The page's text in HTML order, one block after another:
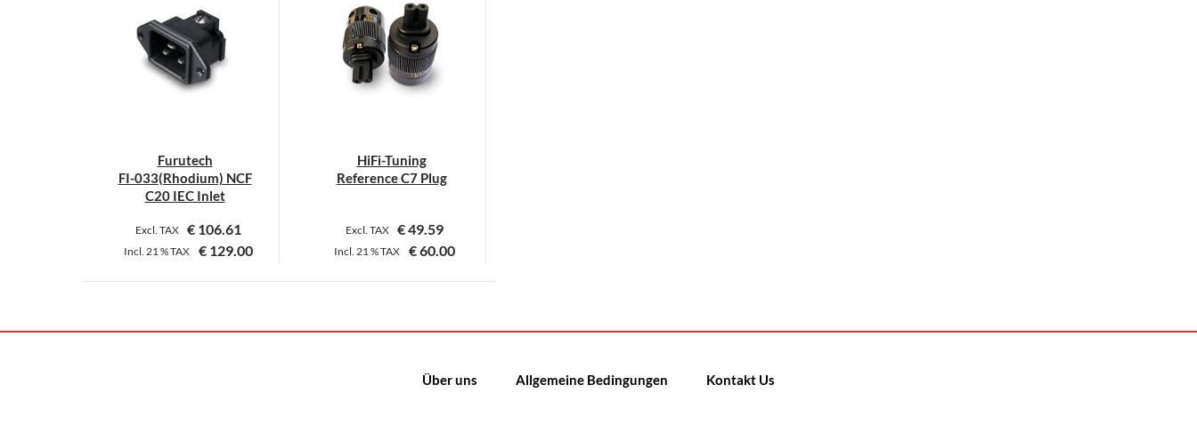
Furutech
FI-033(Rhodium) NCF
C20 IEC Inlet
Excl. TAX €106.61
Incl. 21 %TAX €129.00
HiFi-Tuning
Reference C7 Plug
Excl. TAX €49.59
Incl. 21 %TAX €60.00
Über uns Allgemeine Bedingungen Kontakt Us